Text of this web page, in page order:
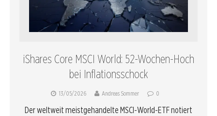
iShares Core MSCI World: 52-Wochen-Hoch
bei Inflationsschock
13/05/2026 Andreas Sommer 0
Der weltweit meistgehandelte MSCI-World-ETF notiert